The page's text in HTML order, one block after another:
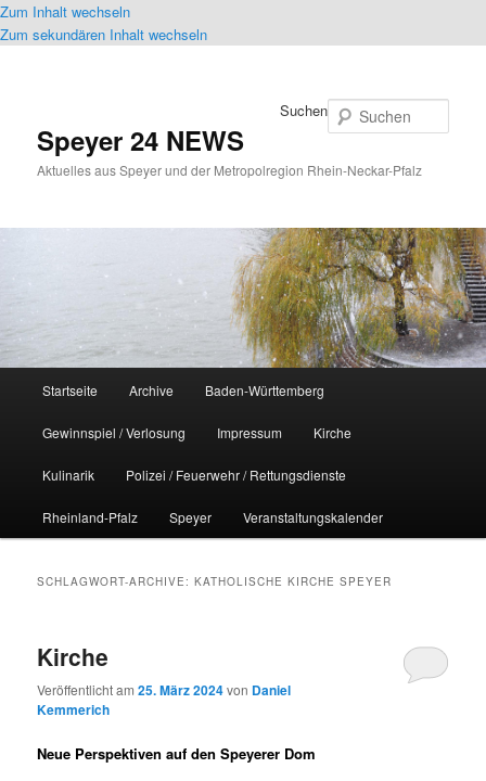
Zum Inhalt wechseln
Zum sekundären Inhalt wechseln
Speyer 24 NEWS
Aktuelles aus Speyer und der Metropolregion Rhein-Neckar-Pfalz
Suchen
Startseite Archive Baden-Württemberg
Gewinnspiel / Verlosung Impressum Kirche
Kulinarik Polizei / Feuerwehr / Rettungsdienste
Rheinland-Pfalz Speyer Veranstaltungskalender
SCHLAGWORT-ARCHIVE:KATHOLISCHE KIRCHE SPEYER
Kirche
Veröffentlicht am25. März 2024von Daniel
Kemmerich
Neue Perspektiven auf den Speyerer Dom